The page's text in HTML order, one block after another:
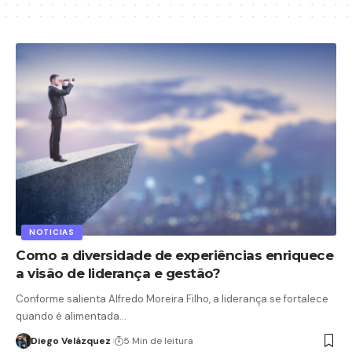
NOTICIAS
Como a diversidade de experiências enriquece
a visão de liderança e gestão?
Conforme salienta Alfredo Moreira Filho, a liderança se fortalece
quando é alimentada…
Diego Velázquez 5 Min de leitura